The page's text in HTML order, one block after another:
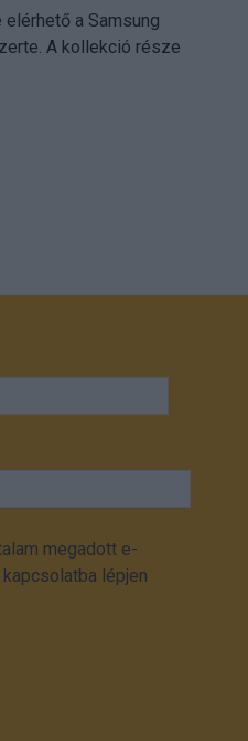
a Samsung
A kollekció része
megadott e-
lépjen